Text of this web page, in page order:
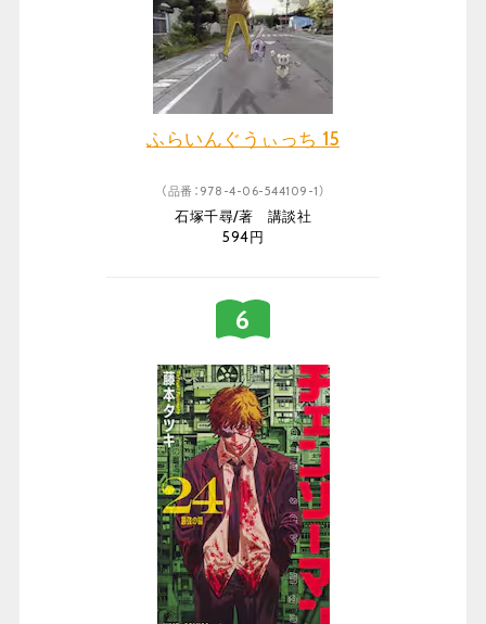
ふらいんぐうぃっち 15
（品番：978-4-06-544109-1）
石塚千尋/著 講談社
594円